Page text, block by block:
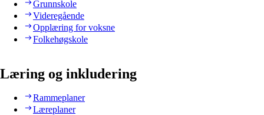
Grunnskole
Videregående
Opplæring for voksne
Folkehøgskole
Læring og inkludering
Rammeplaner
Læreplaner